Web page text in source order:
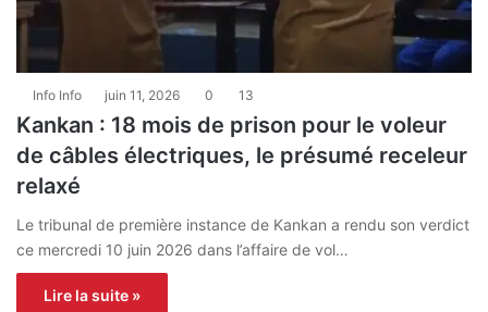
Info Info juin 11, 2026 0 13
Kankan : 18 mois de prison pour le voleur
de câbles électriques, le présumé receleur
relaxé
Le tribunal de première instance de Kankan a rendu son verdict
ce mercredi 10 juin 2026 dans l’affaire de vol…
Lire la suite »